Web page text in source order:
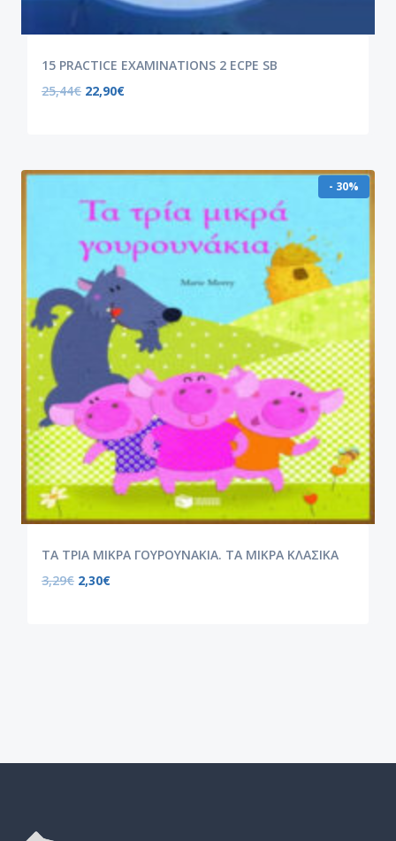
15 PRACTICE EXAMINATIONS 2 ECPE SB
25,44€ 22,90€
- 30%
ΤΑ ΤΡΙΑ ΜΙΚΡΑ ΓΟΥΡΟΥΝΑΚΙΑ. ΤΑ ΜΙΚΡΑ ΚΛΑΣΙΚΑ
3,29€ 2,30€